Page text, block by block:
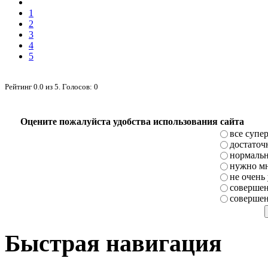
1
2
3
4
5
Рейтинг 0.0 из 5 . Голосов: 0
Оцените пожалуйста удобства использования сайта
все супер
нужно
не очень
Быстрая навигация